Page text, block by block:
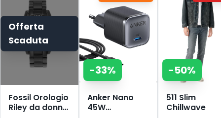
Offerta
Scaduta
Fossil Orologio
Riley da donna,
-33%
Anker Nano
45W
-50%
511 Slim
Chillwave